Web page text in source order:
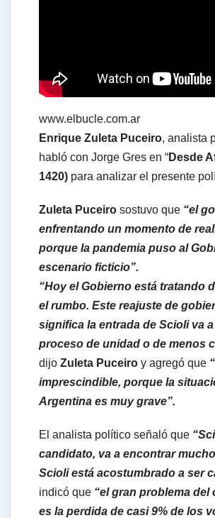
A
p
p
www.elbucle.com.ar
Enrique Zuleta Puceiro, analista
habló con Jorge Gres en “Desde
1420) para analizar el presente
Zuleta Puceiro sostuvo que “el
enfrentando un momento de
porque la pandemia puso al
escenario ficticio”.
“Hoy el Gobierno está tratando
el rumbo. Este reajuste de
significa la entrada de Scioli va
proceso de unidad o de menos
dijo Zuleta Puceiro y agregó que
imprescindible, porque la
Argentina es muy grave”.
El analista político señaló que
candidato, va a encontrar
Scioli está acostumbrado a ser
indicó que “el gran problema del
es la perdida de casi 9% de los